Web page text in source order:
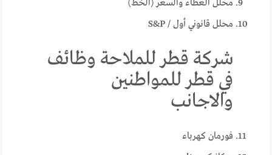
محلل العطاء والسعر (الخط)
محلل قانوني أول / S&P
شركة قطر للملاحة وظائف
في قطر للمواطنين
والاجانب
فورمان كهرباء